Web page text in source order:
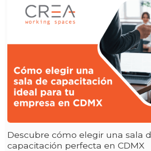
Descubre cómo elegir una sala
capacitación perfecta en CDMX